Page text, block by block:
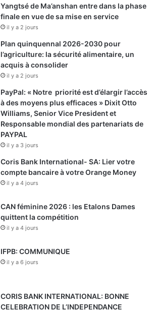
Yangtsé de Ma’anshan entre dans la phase
finale en vue de sa mise en service
il y a 2 jours
Plan quinquennal 2026-2030 pour
l’agriculture: la sécurité alimentaire, un
acquis à consolider
il y a 2 jours
PayPal: « Notre priorité est d’élargir l’accès
à des moyens plus efficaces » Dixit Otto
Williams, Senior Vice President et
Responsable mondial des partenariats de
PAYPAL
il y a 3 jours
Coris Bank International- SA: Lier votre
compte bancaire à votre Orange Money
il y a 4 jours
CAN féminine 2026 : les Etalons Dames
quittent la compétition
il y a 4 jours
IFPB: COMMUNIQUE
il y a 6 jours
CORIS BANK INTERNATIONAL: BONNE
CELEBRATION DE L’INDEPENDANCE